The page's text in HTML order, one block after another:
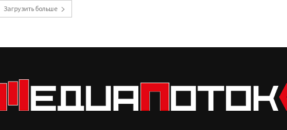
Загрузить больше